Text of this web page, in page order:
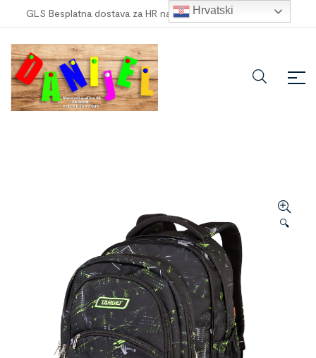
GLS Besplatna dostava za HR narudžbe veće od 100,00 €
🔍
Hrvatski